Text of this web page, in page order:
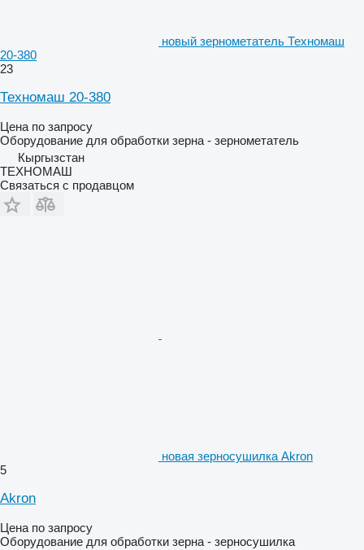
новый зернометатель Техномаш
20-380
23
Техномаш 20-380
Цена по запросу
Оборудование для обработки зерна - зернометатель
Кыргызстан
ТЕХНОМАШ
Связаться с продавцом
новая зерносушилка Akron
5
Akron
Цена по запросу
Оборудование для обработки зерна - зерносушилка